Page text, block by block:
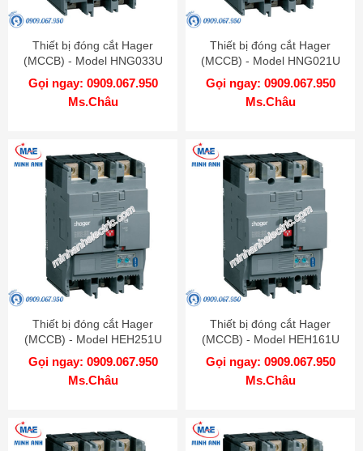
Thiết bị đóng cắt Hager
(MCCB) - Model HNG033U
Gọi ngay: 0909.067.950
Ms.Châu
Thiết bị đóng cắt Hager
(MCCB) - Model HNG021U
Gọi ngay: 0909.067.950
Ms.Châu
Thiết bị đóng cắt Hager
(MCCB) - Model HEH251U
Gọi ngay: 0909.067.950
Ms.Châu
Thiết bị đóng cắt Hager
(MCCB) - Model HEH161U
Gọi ngay: 0909.067.950
Ms.Châu